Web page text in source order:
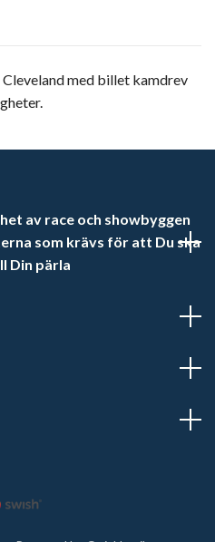
med billet kamdrev
av race och showbyggen
som krävs för att Du ska
Din pärla